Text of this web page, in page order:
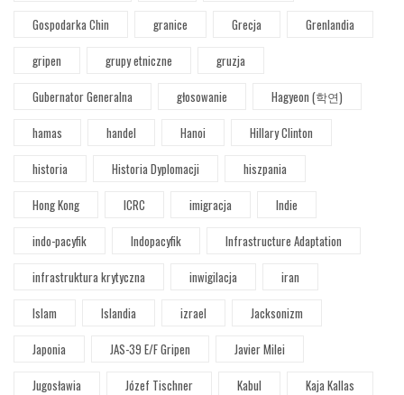
Gospodarka Chin
granice Grecja
Grenlandia
gripen
grupy etniczne
gruzja
Gubernator Generalna
głosowanie
Hagyeon (학연)
hamas
handel Hanoi
Hillary Clinton
historia
Historia Dyplomacji
hiszpania
Hong Kong
ICRC imigracja
Indie
indo-pacyfik
Indopacyfik
Infrastructure Adaptation
infrastruktura krytyczna
inwigilacja
iran
Islam
Islandia izrael
Jacksonizm
Japonia
JAS-39 E/F Gripen
Javier Milei
Jugosławia
Józef Tischner Kabul
Kaja Kallas